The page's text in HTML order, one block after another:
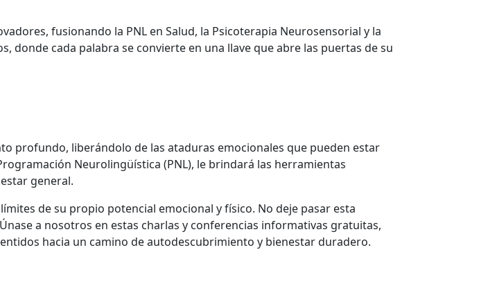
fusionando la PNL en Salud, la Psicoterapia Neurosensorial y la
cada palabra se convierte en una llave que abre las puertas de su
profundo, liberándolo de las ataduras emocionales que pueden estar
Neurolingüística (PNL), le brindará las herramientas
general.
de su propio potencial emocional y físico. No deje pasar esta
a nosotros en estas charlas y conferencias informativas gratuitas,
hacia un camino de autodescubrimiento y bienestar duradero.